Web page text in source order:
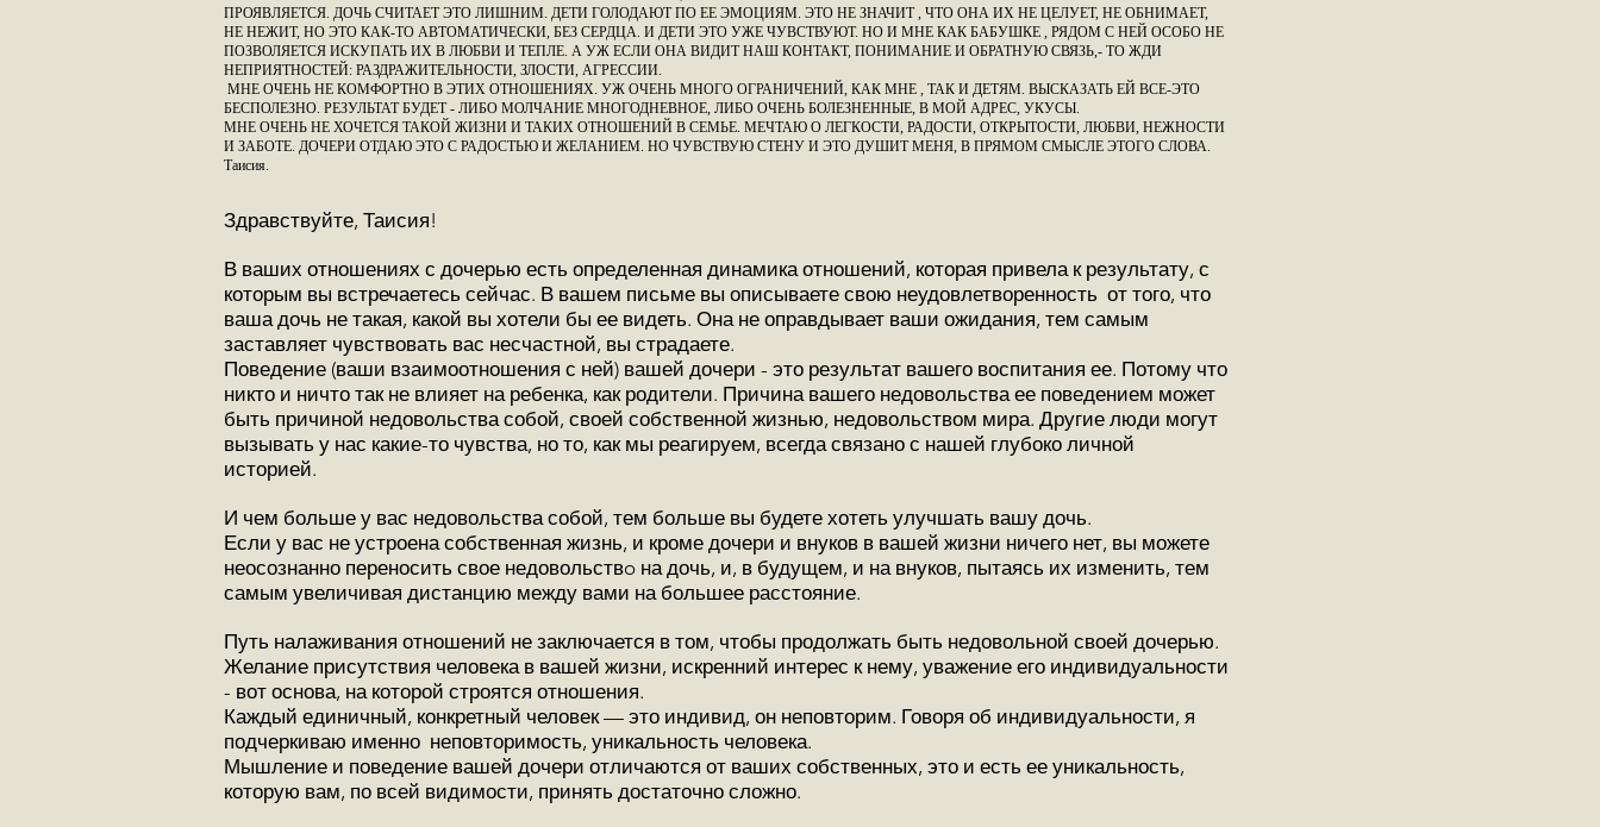
ПРОЯВЛЯЕТСЯ. ДОЧЬ СЧИТАЕТ ЭТО ЛИШНИМ. ДЕТИ ГОЛОДАЮТ ПО ЕЕ ЭМОЦИЯМ. ЭТО НЕ ЗНАЧИТ , ЧТО ОНА ИХ НЕ ЦЕЛУЕТ, НЕ ОБНИМАЕТ,
НЕ НЕЖИТ, НО ЭТО КАК-ТО АВТОМАТИЧЕСКИ, БЕЗ СЕРДЦА. И ДЕТИ ЭТО УЖЕ ЧУВСТВУЮТ. НО И МНЕ КАК БАБУШКЕ , РЯДОМ С НЕЙ ОСОБО НЕ
ПОЗВОЛЯЕТСЯ ИСКУПАТЬ ИХ В ЛЮБВИ И ТЕПЛЕ. А УЖ ЕСЛИ ОНА ВИДИТ НАШ КОНТАКТ, ПОНИМАНИЕ И ОБРАТНУЮ СВЯЗЬ,- ТО ЖДИ
НЕПРИЯТНОСТЕЙ: РАЗДРАЖИТЕЛЬНОСТИ, ЗЛОСТИ, АГРЕССИИ.
МНЕ ОЧЕНЬ НЕ КОМФОРТНО В ЭТИХ ОТНОШЕНИЯХ. УЖ ОЧЕНЬ МНОГО ОГРАНИЧЕНИЙ, КАК МНЕ , ТАК И ДЕТЯМ. ВЫСКАЗАТЬ ЕЙ ВСЕ-ЭТО
БЕСПОЛЕЗНО. РЕЗУЛЬТАТ БУДЕТ - ЛИБО МОЛЧАНИЕ МНОГОДНЕВНОЕ, ЛИБО ОЧЕНЬ БОЛЕЗНЕННЫЕ, В МОЙ АДРЕС, УКУСЫ.
МНЕ ОЧЕНЬ НЕ ХОЧЕТСЯ ТАКОЙ ЖИЗНИ И ТАКИХ ОТНОШЕНИЙ В СЕМЬЕ. МЕЧТАЮ О ЛЕГКОСТИ, РАДОСТИ, ОТКРЫТОСТИ, ЛЮБВИ, НЕЖНОСТИ
И ЗАБОТЕ. ДОЧЕРИ ОТДАЮ ЭТО С РАДОСТЬЮ И ЖЕЛАНИЕМ. НО ЧУВСТВУЮ СТЕНУ И ЭТО ДУШИТ МЕНЯ, В ПРЯМОМ СМЫСЛЕ ЭТОГО СЛОВА.
Таисия.
Здравствуйте, Таисия!
В ваших отношениях с дочерью есть определенная динамика отношений, которая привела к результату, с
которым вы встречаетесь сейчас. В вашем письме вы описываете свою неудовлетворенность от того, что
ваша дочь не такая, какой вы хотели бы ее видеть. Она не оправдывает ваши ожидания, тем самым
заставляет чувствовать вас несчастной, вы страдаете.
Поведение (ваши взаимоотношения с ней) вашей дочери - это результат вашего воспитания ее. Потому что
никто и ничто так не влияет на ребенка, как родители. Причина вашего недовольства ее поведением может
быть причиной недовольства собой, своей собственной жизнью, недовольством мира. Другие люди могут
вызывать у нас какие-то чувства, но то, как мы реагируем, всегда связано с нашей глубоко личной
историей.
И чем больше у вас недовольства собой, тем больше вы будете хотеть улучшать вашу дочь.
Если у вас не устроена собственная жизнь, и кроме дочери и внуков в вашей жизни ничего нет, вы можете
неосознанно переносить свое недовольствo на дочь, и, в будущем, и на внуков, пытаясь их изменить, тем
самым увеличивая дистанцию между вами на большее расстояние.
Путь налаживания отношений не заключается в том, чтобы продолжать быть недовольной своей дочерью.
Желание присутствия человека в вашей жизни, искренний интерес к нему, уважение его индивидуальности
- вот основа, на которой строятся отношения.
Каждый единичный, конкретный человек — это индивид, он неповторим. Говоря об индивидуальности, я
подчеркиваю именно неповторимость, уникальность человека.
Мышление и поведение вашей дочери отличаются от ваших собственных, это и есть ее уникальность,
которую вам, по всей видимости, принять достаточно сложно.